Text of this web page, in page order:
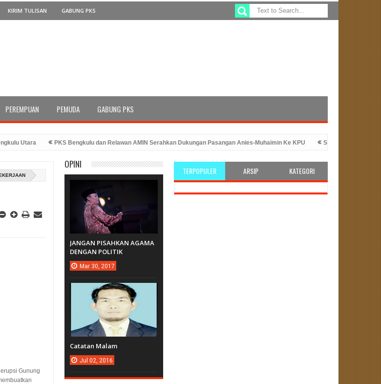
KIRIM TULISAN GABUNG PKS
PEREMPUAN PEMUDA GABUNG PKS
Utara PKS Bengkulu dan Relawan AMIN Serahkan Dukungan Pasangan Anies-Muhaimin Ke KPU Sefty Yuslinah Wakil
PKS Bengkulu: Solusi
Gunung
TERPOPULER ARSIP KATEGORI
OPINI
JANGAN PISAHKAN AGAMA
DENGAN POLITIK
Mar 30, 2017
Catatan Malam
Jul 02, 2016